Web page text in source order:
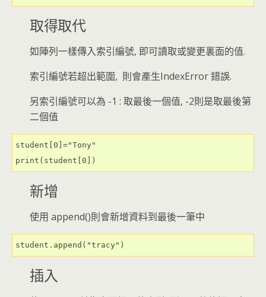
取得取代
如陣列一樣傳入索引編號, 即可讀取或變更裏面的值.
索引編號若超出範圍, 則會產生IndexError 錯誤.
另索引編號可以為 -1 : 取最後一個值, -2則是取最後第
二個值
student[0]="Tony"
print(student[0])
新增
使用 append()則會新增資料到最後一筆中
student.append("tracy")
插入